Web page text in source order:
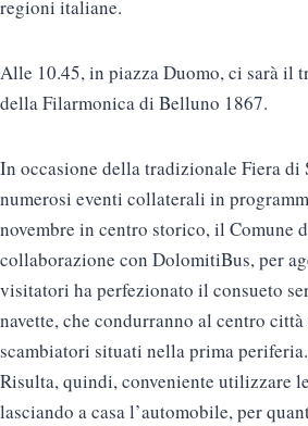
regioni italiane.
Alle 10.45, in piazza Duomo, ci sarà il
della Filarmonica di Belluno 1867.
In occasione della tradizionale Fiera di
numerosi eventi collaterali in
novembre in centro storico, il Comune
collaborazione con DolomitiBus, per
visitatori ha perfezionato il consueto
navette, che condurranno al centro
scambiatori situati nella prima periferia.
Risulta, quindi, conveniente utilizzare
lasciando a casa l’automobile, per